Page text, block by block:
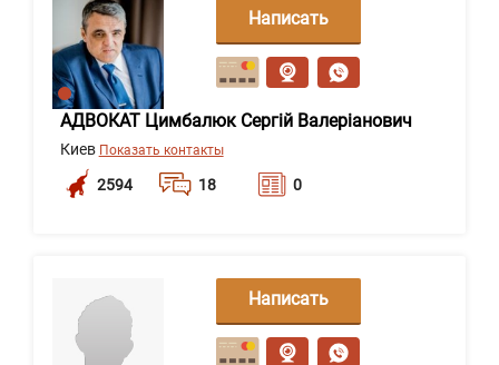
АДВОКАТ Цимбалюк Сергій Валеріанович
Киев Показать контакты
2594 18 0
Написать
сообщение
Написать
сообщение